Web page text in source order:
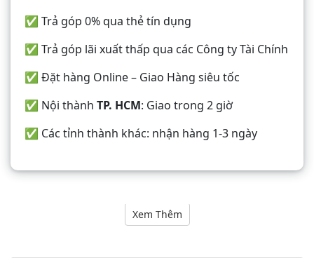
✅ Trả góp 0% qua thẻ tín dụng
✅ Trả góp lãi xuất thấp qua các Công ty Tài Chính
✅ Đặt hàng Online – Giao Hàng siêu tốc
✅ Nội thành TP. HCM: Giao trong 2 giờ
✅ Các tỉnh thành khác: nhận hàng 1-3 ngày
Nội dung
Xem Thêm